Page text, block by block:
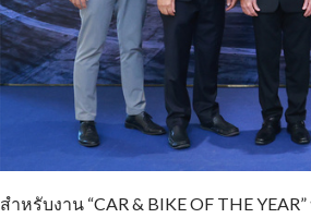
สำหรับงาน “CAR & BIKE OF THE